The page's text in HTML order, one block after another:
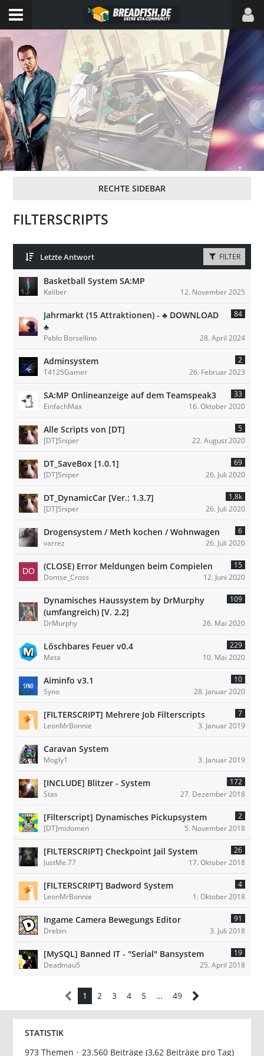
FILTERSCRIPTS
Letzte Antwort FILTER
Basketball System SA:MP
Kaliber 12. November 2025
Jahrmarkt (15 Attraktionen) - ♣ DOWNLOAD
♣
84
Pablo Borsellino 28. April 2024
Adminsystem
2
T4125Gamer
26. Februar 2023
SA:MP Onlineanzeige auf dem Teamspeak3
33
EinfachMax
16. Oktober 2020
Alle Scripts von [DT]
5
[DT]Sniper
22. August 2020
DT_SaveBox [1.0.1]
69
[DT]Sniper
26. Juli 2020
DT_DynamicCar [Ver.: 1.3.7]
1,8k
[DT]Sniper
26. Juli 2020
Drogensystem / Meth kochen / Wohnwagen
6
varrez
26. Juli 2020
(CLOSE) Error Meldungen beim Compielen
15
Domse_Cross
12. Juni 2020
Dynamisches Haussystem by DrMurphy
(umfangreich) [V. 2.2]
109
DrMurphy 26. Mai 2020
Löschbares Feuer v0.4
229
Meta
10. Mai 2020
Aiminfo v3.1
10
Syno
28. Januar 2020
[FILTERSCRIPT] Mehrere Job Filterscripts
7
LeonMrBonnie
3. Januar 2019
Caravan System
Mogly1 3. Januar 2019
[INCLUDE] Blitzer - System
172
Stas
27. Dezember 2018
[Filterscript] Dynamisches Pickupsystem
2
[DT]midomen
5. November 2018
[FILTERSCRIPT] Checkpoint Jail System
26
JustMe.77
17. Oktober 2018
[FILTERSCRIPT] Badword System
4
LeonMrBonnie
1. Oktober 2018
Ingame Camera Bewegungs Editor
91
Drebin
3. Juli 2018
[MySQL] Banned IT - "Serial" Bansystem
19
Deadmau5
25. April 2018
1 2 3 4 5 … 49
STATISTIK
973 Themen
23.560 Beiträge (3,62 Beiträge pro Tag)